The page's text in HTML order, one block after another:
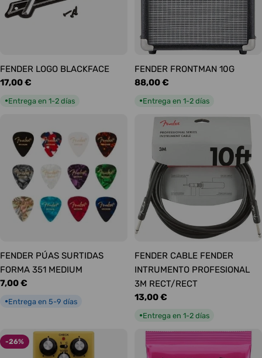
FENDER LOGO BLACKFACE
Precio
17,00 €
●Entrega en 1-2 días
FENDER FRONTMAN 10G
Precio
88,00 €
●Entrega en 1-2 días
FENDER PÚAS SURTIDAS
FORMA 351 MEDIUM
Precio
7,00 €
●Entrega en 5-9 días
FENDER CABLE FENDER
INTRUMENTO PROFESIONAL
3M RECT/RECT
Precio
13,00 €
●Entrega en 1-2 días
-26%